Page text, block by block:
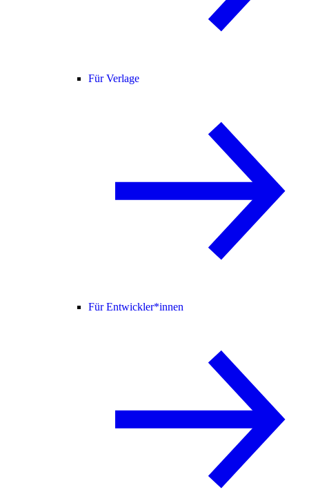
Für Verlage
Für Entwickler*innen